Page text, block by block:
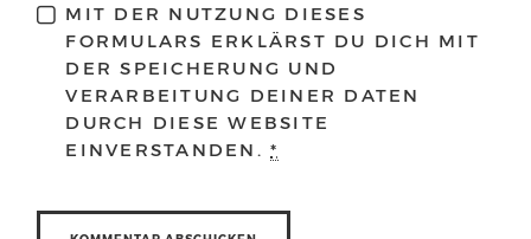
MIT DER NUTZUNG DIESES
FORMULARS ERKLÄRST DU DICH MIT
DER SPEICHERUNG UND
VERARBEITUNG DEINER DATEN
DURCH DIESE WEBSITE
EINVERSTANDEN.*